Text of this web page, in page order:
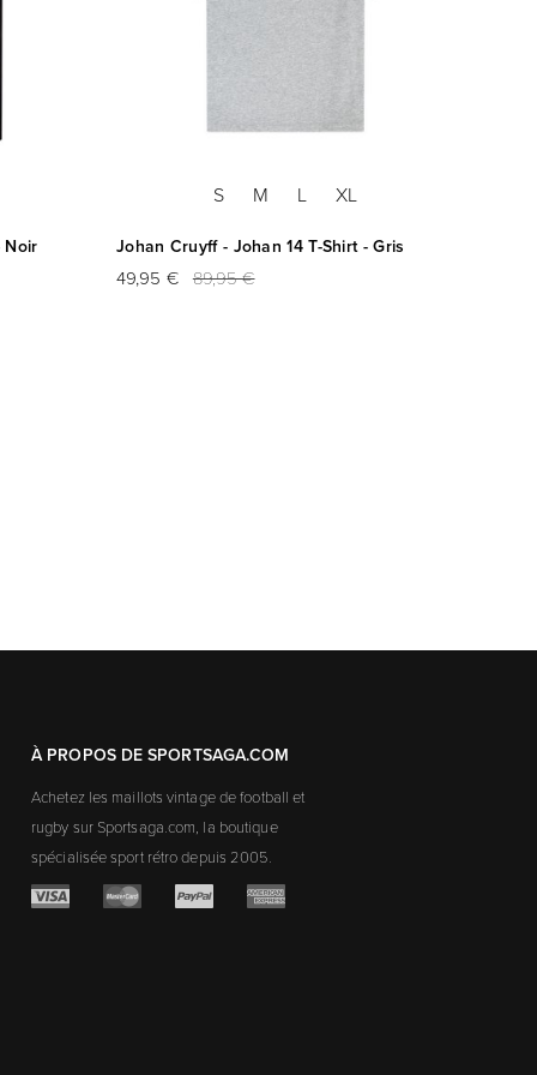
Noir
S M L XL
Johan Cruyff - Johan 14 T-Shirt - Gris
49,95 € 89,95 €
À PROPOS DE SPORTSAGA.COM
Achetez les maillots vintage de football et
rugby sur Sportsaga.com, la boutique
spécialisée sport rétro depuis 2005.